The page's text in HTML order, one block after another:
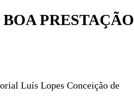
PRESTAÇÃO
Luís Lopes Conceição de